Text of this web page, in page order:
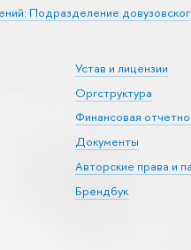
Подразделение
Устав и лицензии
Оргструктура
Финансовая
Документы
Авторские права и
Брендбук